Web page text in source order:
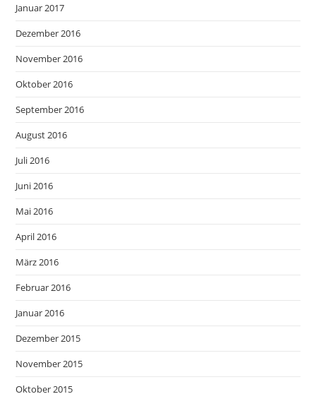
Januar 2017
Dezember 2016
November 2016
Oktober 2016
September 2016
August 2016
Juli 2016
Juni 2016
Mai 2016
April 2016
März 2016
Februar 2016
Januar 2016
Dezember 2015
November 2015
Oktober 2015